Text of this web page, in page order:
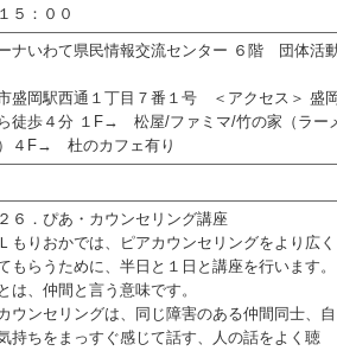
５：００
ナいわて県民情報交流センター ６階 団体活
盛岡駅西通１丁目７番１号 ＜アクセス＞ 盛
徒歩４分 １F→ 松屋/ファミマ/竹の家（ラー
４F→ 杜のカフェ有り
６．ぴあ・カウンセリング講座
もりおかでは、ピアカウンセリングをより広く
もらうために、半日と１日と講座を行います。
は、仲間と言う意味です。
ウンセリングは、同じ障害のある仲間同士、自
持ちをまっすぐ感じて話す、人の話をよく聴